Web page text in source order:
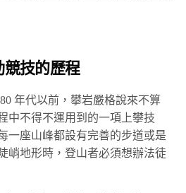
技的歷程
年代以前，攀岩嚴格說來不算
中不得不運用到的一項上攀技
一座山峰都設有完善的步道或是
峭地形時，登山者必須想辦法徒